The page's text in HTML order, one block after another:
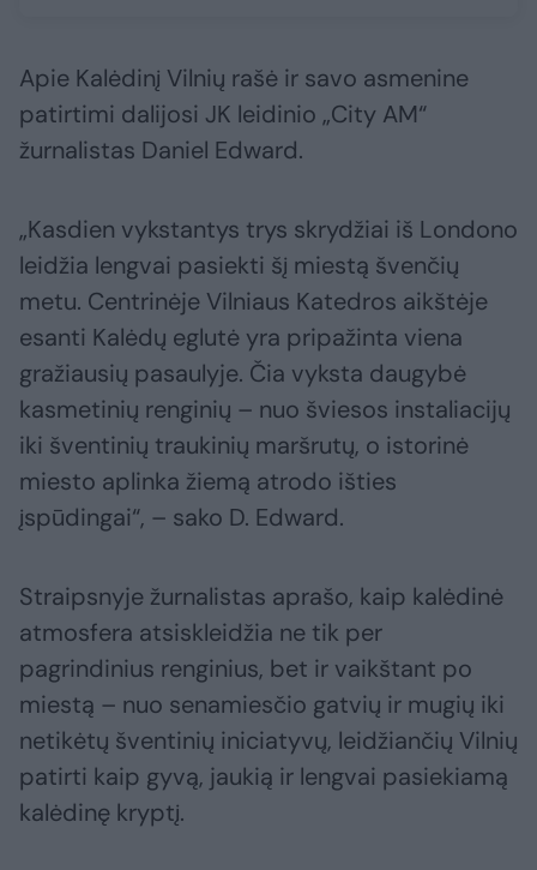
Apie Kalėdinį Vilnių rašė ir savo asmenine
patirtimi dalijosi JK leidinio „City AM“
žurnalistas Daniel Edward.
„Kasdien vykstantys trys skrydžiai iš Londono
leidžia lengvai pasiekti šį miestą švenčių
metu. Centrinėje Vilniaus Katedros aikštėje
esanti Kalėdų eglutė yra pripažinta viena
gražiausių pasaulyje. Čia vyksta daugybė
kasmetinių renginių – nuo šviesos instaliacijų
iki šventinių traukinių maršrutų, o istorinė
miesto aplinka žiemą atrodo išties
įspūdingai“, – sako D. Edward.
Straipsnyje žurnalistas aprašo, kaip kalėdinė
atmosfera atsiskleidžia ne tik per
pagrindinius renginius, bet ir vaikštant po
miestą – nuo senamiesčio gatvių ir mugių iki
netikėtų šventinių iniciatyvų, leidžiančių Vilnių
patirti kaip gyvą, jaukią ir lengvai pasiekiamą
kalėdinę kryptį.